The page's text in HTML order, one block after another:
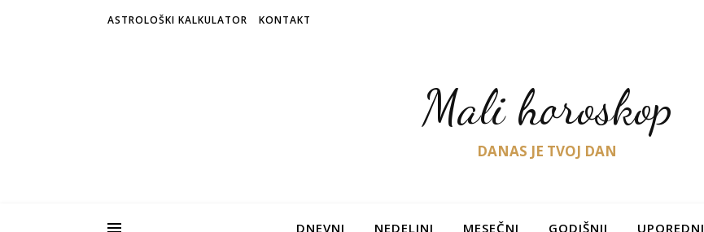
ASTROLOŠKI KALKULATOR KONTAKT
Mali horoskop
DANAS JE TVOJ DAN
DNEVNI NEDELJNI MESEČNI GODIŠNJI UPOREDNI